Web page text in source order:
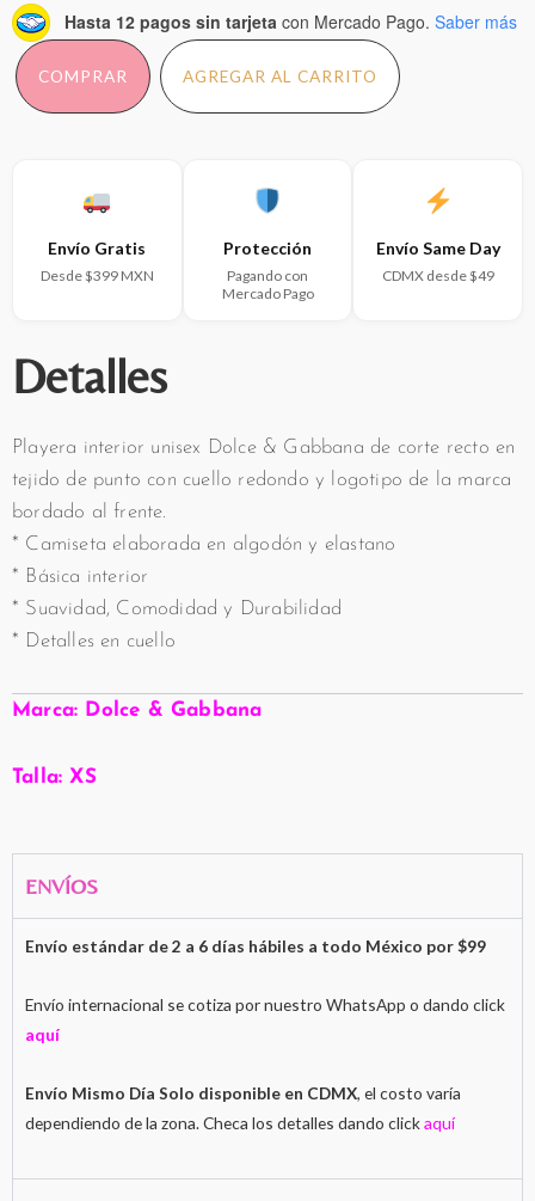
Hasta 12 pagos sin tarjeta con Mercado Pago. Saber más
COMPRAR AGREGAR AL CARRITO
Envío Gratis
Desde $399 MXN
Protección
Pagando con
Mercado Pago
Envío Same Day
CDMX desde $49
Detalles
Playera interior unisex Dolce & Gabbana de corte recto en
tejido de punto con cuello redondo y logotipo de la marca
bordado al frente.
* Camiseta elaborada en algodón y elastano
* Básica interior
* Suavidad, Comodidad y Durabilidad
* Detalles en cuello
Marca: Dolce & Gabbana
Talla: XS
ENVÍOS
Envío estándar de 2 a 6 días hábiles a todo México por $99
Envío internacional se cotiza por nuestro WhatsApp o dando click
aquí
Envío Mismo Día Solo disponible en CDMX, el costo varía
dependiendo de la zona. Checa los detalles dando clickaquí